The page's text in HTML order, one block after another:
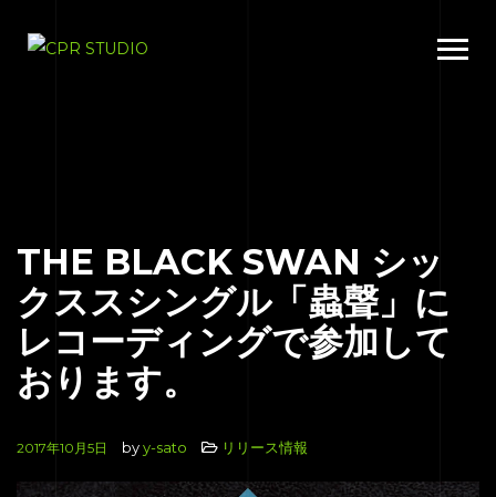
THE BLACK SWAN シッ
クススシングル「蟲聲」に
レコーディングで参加して
おります。
2017年10月5日 byy-sato リリース情報